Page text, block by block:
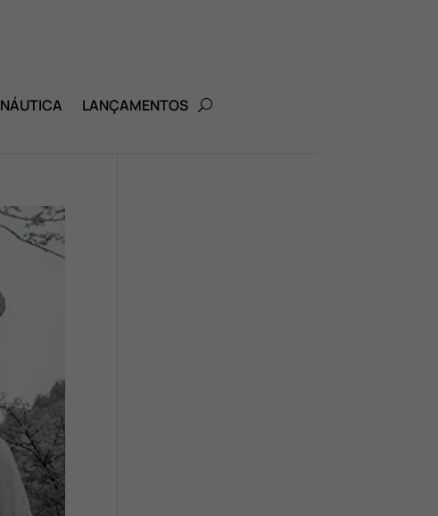
NÁUTICA LANÇAMENTOS